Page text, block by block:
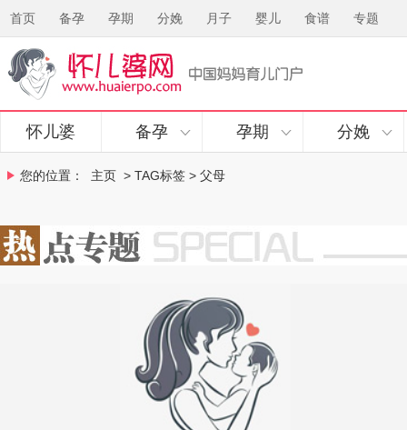
首页 备孕 孕期 分娩 月子 婴儿 食谱 专题
怀儿婆 备孕 孕期 分娩
您的位置： 主页 > TAG标签 > 父母